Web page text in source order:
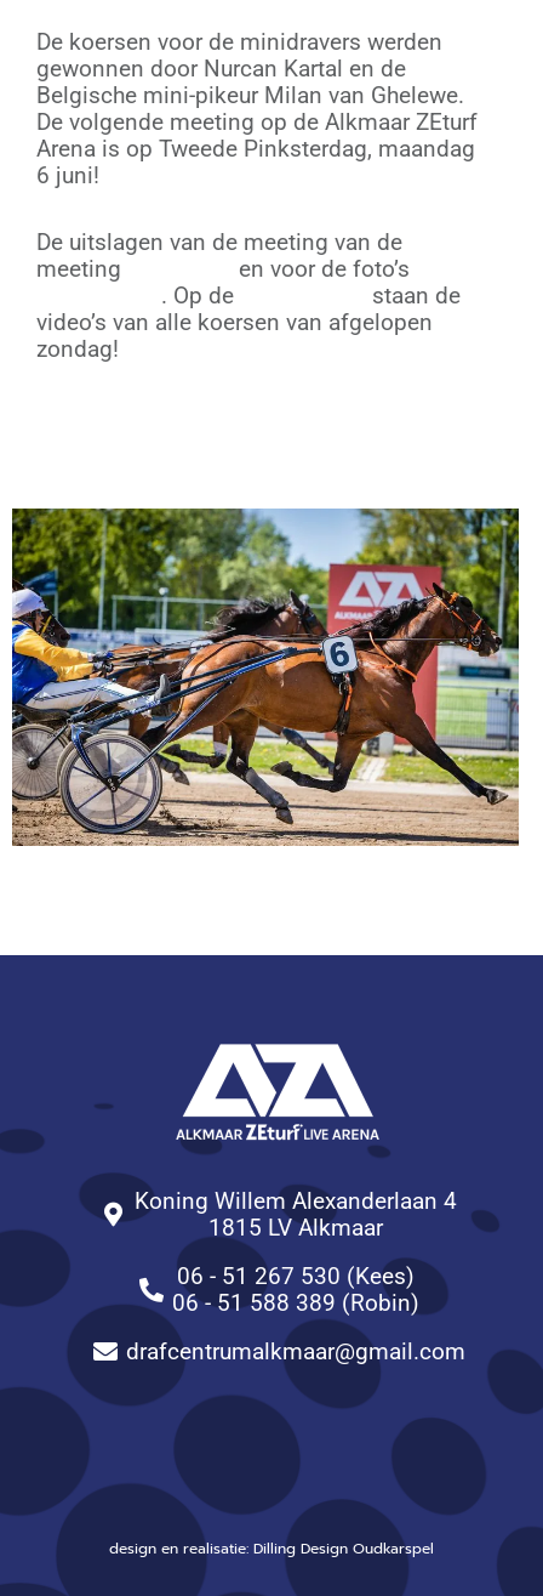
De koersen voor de minidravers werden
gewonnen door Nurcan Kartal en de
Belgische mini-pikeur Milan van Ghelewe.
De volgende meeting op de Alkmaar ZEturf
Arena is op Tweede Pinksterdag, maandag
6 juni!
De uitslagen van de meeting van de
meeting
en voor de foto’s
. Op de
staan de
video’s van alle koersen van afgelopen
zondag!
Koning Willem Alexanderlaan 4
1815 LV Alkmaar
06 - 51 267 530 (Kees)
06 - 51 588 389 (Robin)
drafcentrumalkmaar@gmail.com
design en realisatie: Dilling Design Oudkarspel